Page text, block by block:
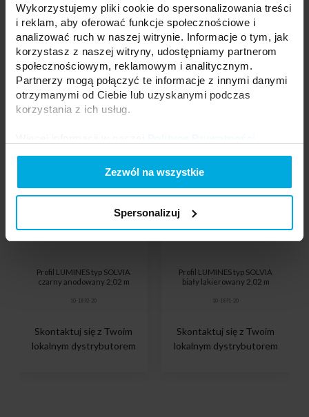
Wykorzystujemy pliki cookie do spersonalizowania treści
i reklam, aby oferować funkcje społecznościowe i
analizować ruch w naszej witrynie. Informacje o tym, jak
korzystasz z naszej witryny, udostępniamy partnerom
społecznościowym, reklamowym i analitycznym.
Partnerzy mogą połączyć te informacje z innymi danymi
otrzymanymi od Ciebie lub uzyskanymi podczas
korzystania z ich usług.
Zezwól na wszystkie
Spersonalizuj
Profil LUMINES typ SOLVIA
czarny anodowany 2,02 m
10-1892-20
Skontaktuj się z Twoim
lokalnym dystrybutorem
Profil LUMINES typ SOLVIA
biały lakierowany 2,02 m
10-1891-20
Skontaktuj się z Twoim
lokalnym dystrybutorem